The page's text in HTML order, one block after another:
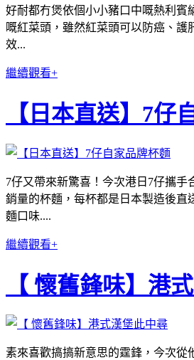
好耐都冇煲依個小小豬口中嘅熱利賓
嘅紅菜頭，雖然紅菜頭可以防癌、護
效...
繼續觀看+
【日本直送】7仔
7仔又帶來新驚喜！ 今次港日7仔攜手
銷量的杯麵，每杯都是日本製造後直
麵口味....
繼續觀看+
【 懷舊鋒味】港
素來喜歡搞搞新意思的霆鋒，今次從